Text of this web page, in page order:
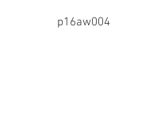
p16aw004